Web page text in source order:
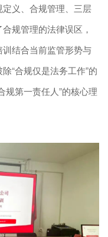
义、合规管理、三层
规管理的法律误区，
结合当前监管形势与
“合规仅是法务工作”的
规第一责任人”的核心理